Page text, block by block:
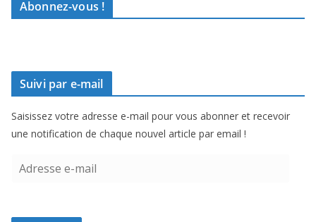
Abonnez-vous !
Suivi par e-mail
Saisissez votre adresse e-mail pour vous abonner et recevoir
une notification de chaque nouvel article par email !
e